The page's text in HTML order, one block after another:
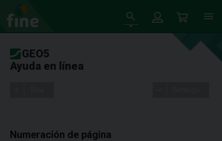
GEO5
Ayuda en línea
Numeración de página